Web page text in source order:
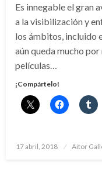
Es innegable el gran
a la visibilización y
los ámbitos, incluido
aún queda mucho
películas…
¡Compártelo!
Publicado
17 abril, 2018 Aitor